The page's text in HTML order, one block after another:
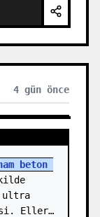
şekilde
4 gün önce
beton
Eller